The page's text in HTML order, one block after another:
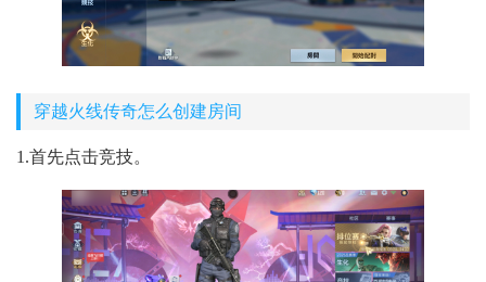
穿越火线传奇怎么创建房间
1.首先点击竞技。